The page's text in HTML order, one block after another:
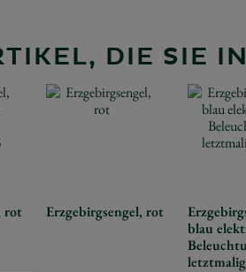
DIE SIE
rot
Erzgebirgsengel, rot
blau